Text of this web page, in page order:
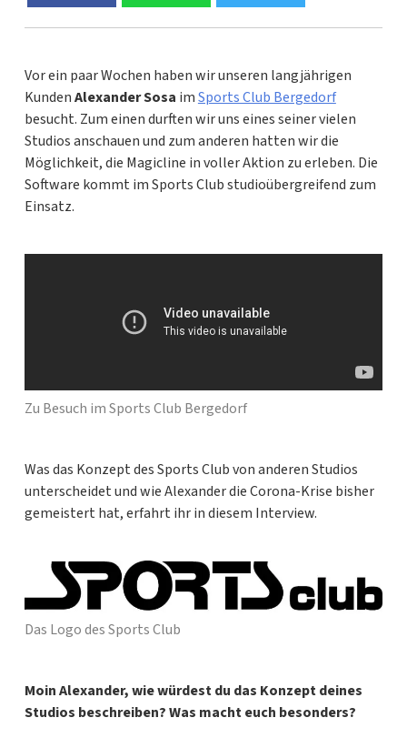
Vor ein paar Wochen haben wir unseren langjährigen
KundenAlexander Sosa imSports Club Bergedorf
besucht. Zum einen durften wir uns eines seiner vielen
Studios anschauen und zum anderen hatten wir die
Möglichkeit, die Magicline in voller Aktion zu erleben. Die
Software kommt im Sports Club studioübergreifend zum
Einsatz.
Zu Besuch im Sports Club Bergedorf
Was das Konzept des Sports Club von anderen Studios
unterscheidet und wie Alexander die Corona-Krise bisher
gemeistert hat, erfahrt ihr in diesem Interview.
Das Logo des Sports Club
Moin Alexander, wie würdest du das Konzept deines
Studios beschreiben? Was macht euch besonders?